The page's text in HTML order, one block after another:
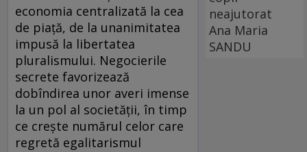
economia centralizată la cea
de piaţă, de la unanimitatea
impusă la libertatea
pluralismului. Negocierile
secrete favorizează
dobîndirea unor averi imense
la un pol al societăţii, în timp
ce creşte numărul celor care
regretă egalitarismul
neajutorat
Ana Maria
SANDU